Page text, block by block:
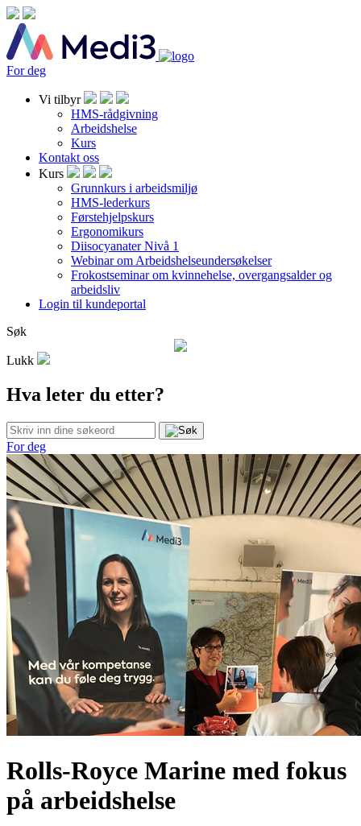
For deg
Vi tilbyr
HMS-rådgivning
Arbeidshelse
Kurs
Kontakt oss
Kurs
Grunnkurs i arbeidsmiljø
HMS-lederkurs
Førstehjelpskurs
Ergonomikurs
Diisocyanater Nivå 1
Webinar om Arbeidshelseundersøkelser
Frokostseminar om kvinnehelse, overgangsalder og
arbeidsliv
Login til kundeportal
Søk
Lukk
Hva leter du etter?
For deg
Rolls-Royce Marine med fokus
på arbeidshelse